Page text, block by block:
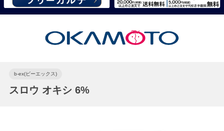
b-ex(ビーエックス)
スロウ オキシ 6%